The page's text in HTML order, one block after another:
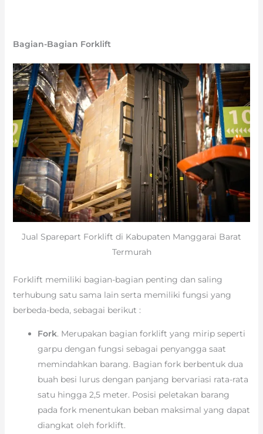
Bagian-Bagian Forklift
Jual Sparepart Forklift di Kabupaten Manggarai Barat
Termurah
Forklift memiliki bagian-bagian penting dan saling
terhubung satu sama lain serta memiliki fungsi yang
berbeda-beda, sebagai berikut :
Fork. Merupakan bagian forklift yang mirip seperti
garpu dengan fungsi sebagai penyangga saat
memindahkan barang. Bagian fork berbentuk dua
buah besi lurus dengan panjang bervariasi rata-rata
satu hingga 2,5 meter. Posisi peletakan barang
pada fork menentukan beban maksimal yang dapat
diangkat oleh forklift.